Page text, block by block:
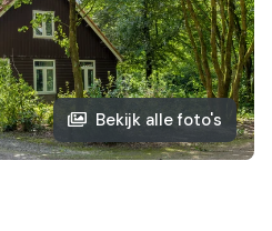
Bekijk alle foto's